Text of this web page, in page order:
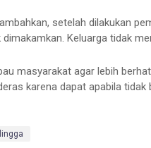
setelah dilakukan
Keluarga tidak
masyarakat agar lebih
karena dapat apabila